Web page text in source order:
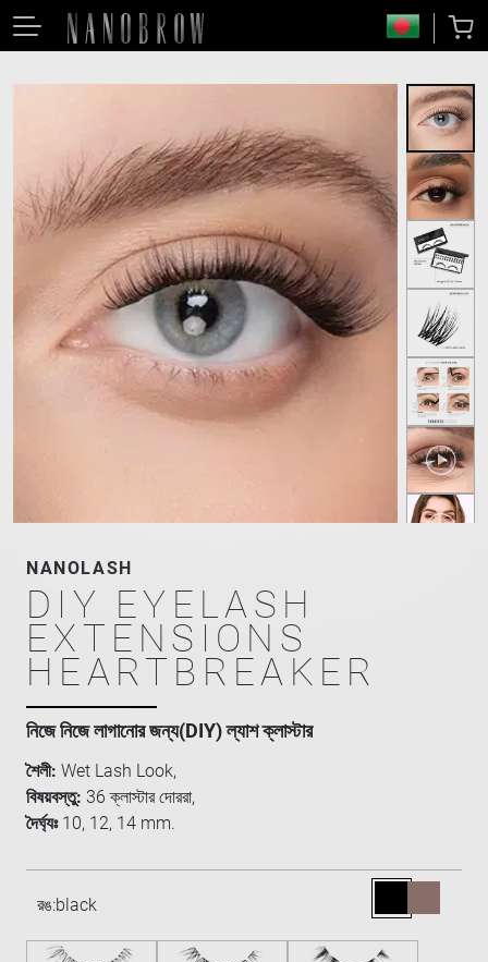
NANOLASH
DIY EYELASH
EXTENSIONS
HEARTBREAKER
নিজে নিজে লাগানোর জন্য(DIY) ল্যাশ ক্লাস্টার
শৈলী: Wet Lash Look,
বিষয়বস্তু: 36 ক্লাস্টার দোররা,
দৈর্ঘ্যঃ10, 12, 14 mm.
রঙ:black